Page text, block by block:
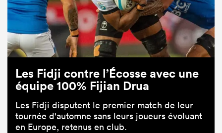
Les Fidji contre l’Écosse avec une
équipe 100% Fijian Drua
Les Fidji disputent le premier match de leur
tournée d'automne sans leurs joueurs évoluant
en Europe, retenus en club.